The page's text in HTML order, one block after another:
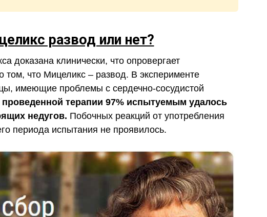
развод или нет?
доказана клинически, что опровергает
том, что Мицеликс – развод. В эксперименте
имеющие проблемы с сердечно-сосудистой
проведенной терапии 97% испытуемым удалось
недугов. Побочных реакций от употребления
периода испытания не проявилось.